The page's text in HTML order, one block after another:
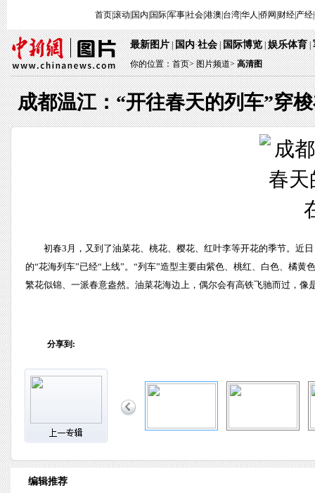
首页|滚动 国内 国际|军事|社会|港澳 台湾|华人 侨网 财经| 产经|
最新图片 | 国内·社会 | 国际博览 | 娱乐体育 |
你的位置：首页> 图片频道> 高清图
成都温江：“开往春天的列车”穿
初春3月，又到了油菜花、桃花、樱花、红叶李等开花的季节。近
的“花海列车”已经“上线”。“列车”造型主要由紫色、桃红、白色、橘
繁花似锦、一派春意盎然。油菜花海边上，偶尔会有高铁飞驰而过，像
分享到:
编辑推荐